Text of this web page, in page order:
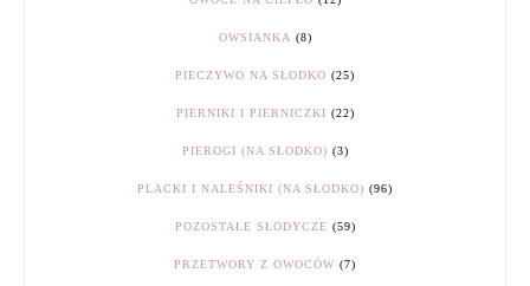
OWSIANKA (8)
PIECZYWO NA SŁODKO (25)
PIERNIKI I PIERNICZKI (22)
PIEROGI (NA SŁODKO) (3)
PLACKI I NALEŚNIKI (NA SŁODKO) (96)
POZOSTAŁE SŁODYCZE (59)
PRZETWORY Z OWOCÓW (7)